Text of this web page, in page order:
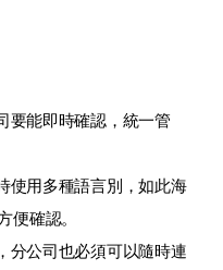
要能即時確認，統一管
使用多種語言別，如此海
便確認。
分公司也必須可以隨時連